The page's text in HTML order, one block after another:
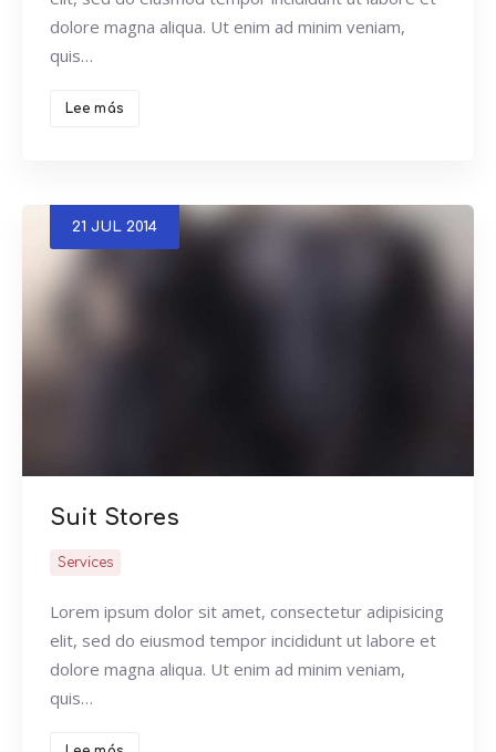
dolore magna aliqua. Ut enim ad minim veniam,
quis…
Lee más
21 JUL 2014
Suit Stores
Services
Lorem ipsum dolor sit amet, consectetur adipisicing
elit, sed do eiusmod tempor incididunt ut labore et
dolore magna aliqua. Ut enim ad minim veniam,
quis…